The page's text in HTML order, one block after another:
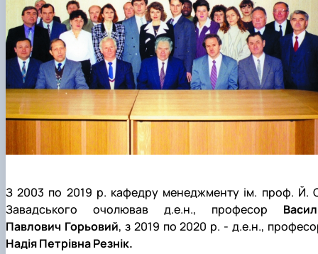
З 2003 по 2019 р. кафедру менеджменту ім. проф. Й.
Завадського очолював д.е.н., професор
Павлович Горьовий, з 2019 по 2020 р. ‑ д.е.н.,
Надія Петрівна Резнік.